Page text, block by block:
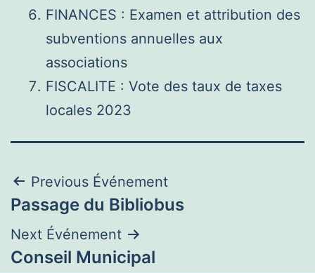
FINANCES : Examen et attribution des
subventions annuelles aux
associations
FISCALITE : Vote des taux de taxes
locales 2023
Navigation
de
l’article
Previous Événement
Passage du Bibliobus
Next Événement
Conseil Municipal